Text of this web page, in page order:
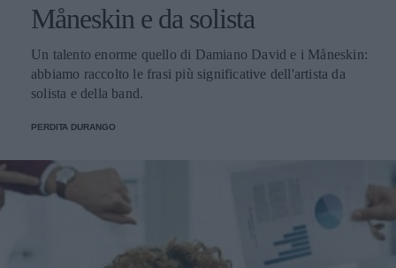
Måneskin e da solista
Un talento enorme quello di Damiano David e i Måneskin:
abbiamo raccolto le frasi più significative dell'artista da
solista e della band.
PERDITA DURANGO